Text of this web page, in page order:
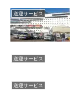
送迎サービス
送迎サービス
送迎サービス